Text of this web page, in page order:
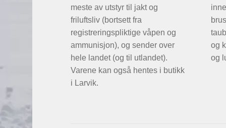
meste av utstyr til jakt og
friluftsliv (bortsett fra
registreringspliktige våpen og
ammunisjon), og sender over
hele landet (og til utlandet).
Varene kan også hentes i butikk
i Larvik.
og
og